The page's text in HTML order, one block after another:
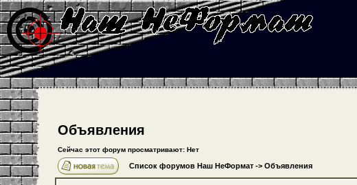
Объявления
Сейчас этот форум просматривают: Нет
Список форумов Наш НеФормат-> Объявления